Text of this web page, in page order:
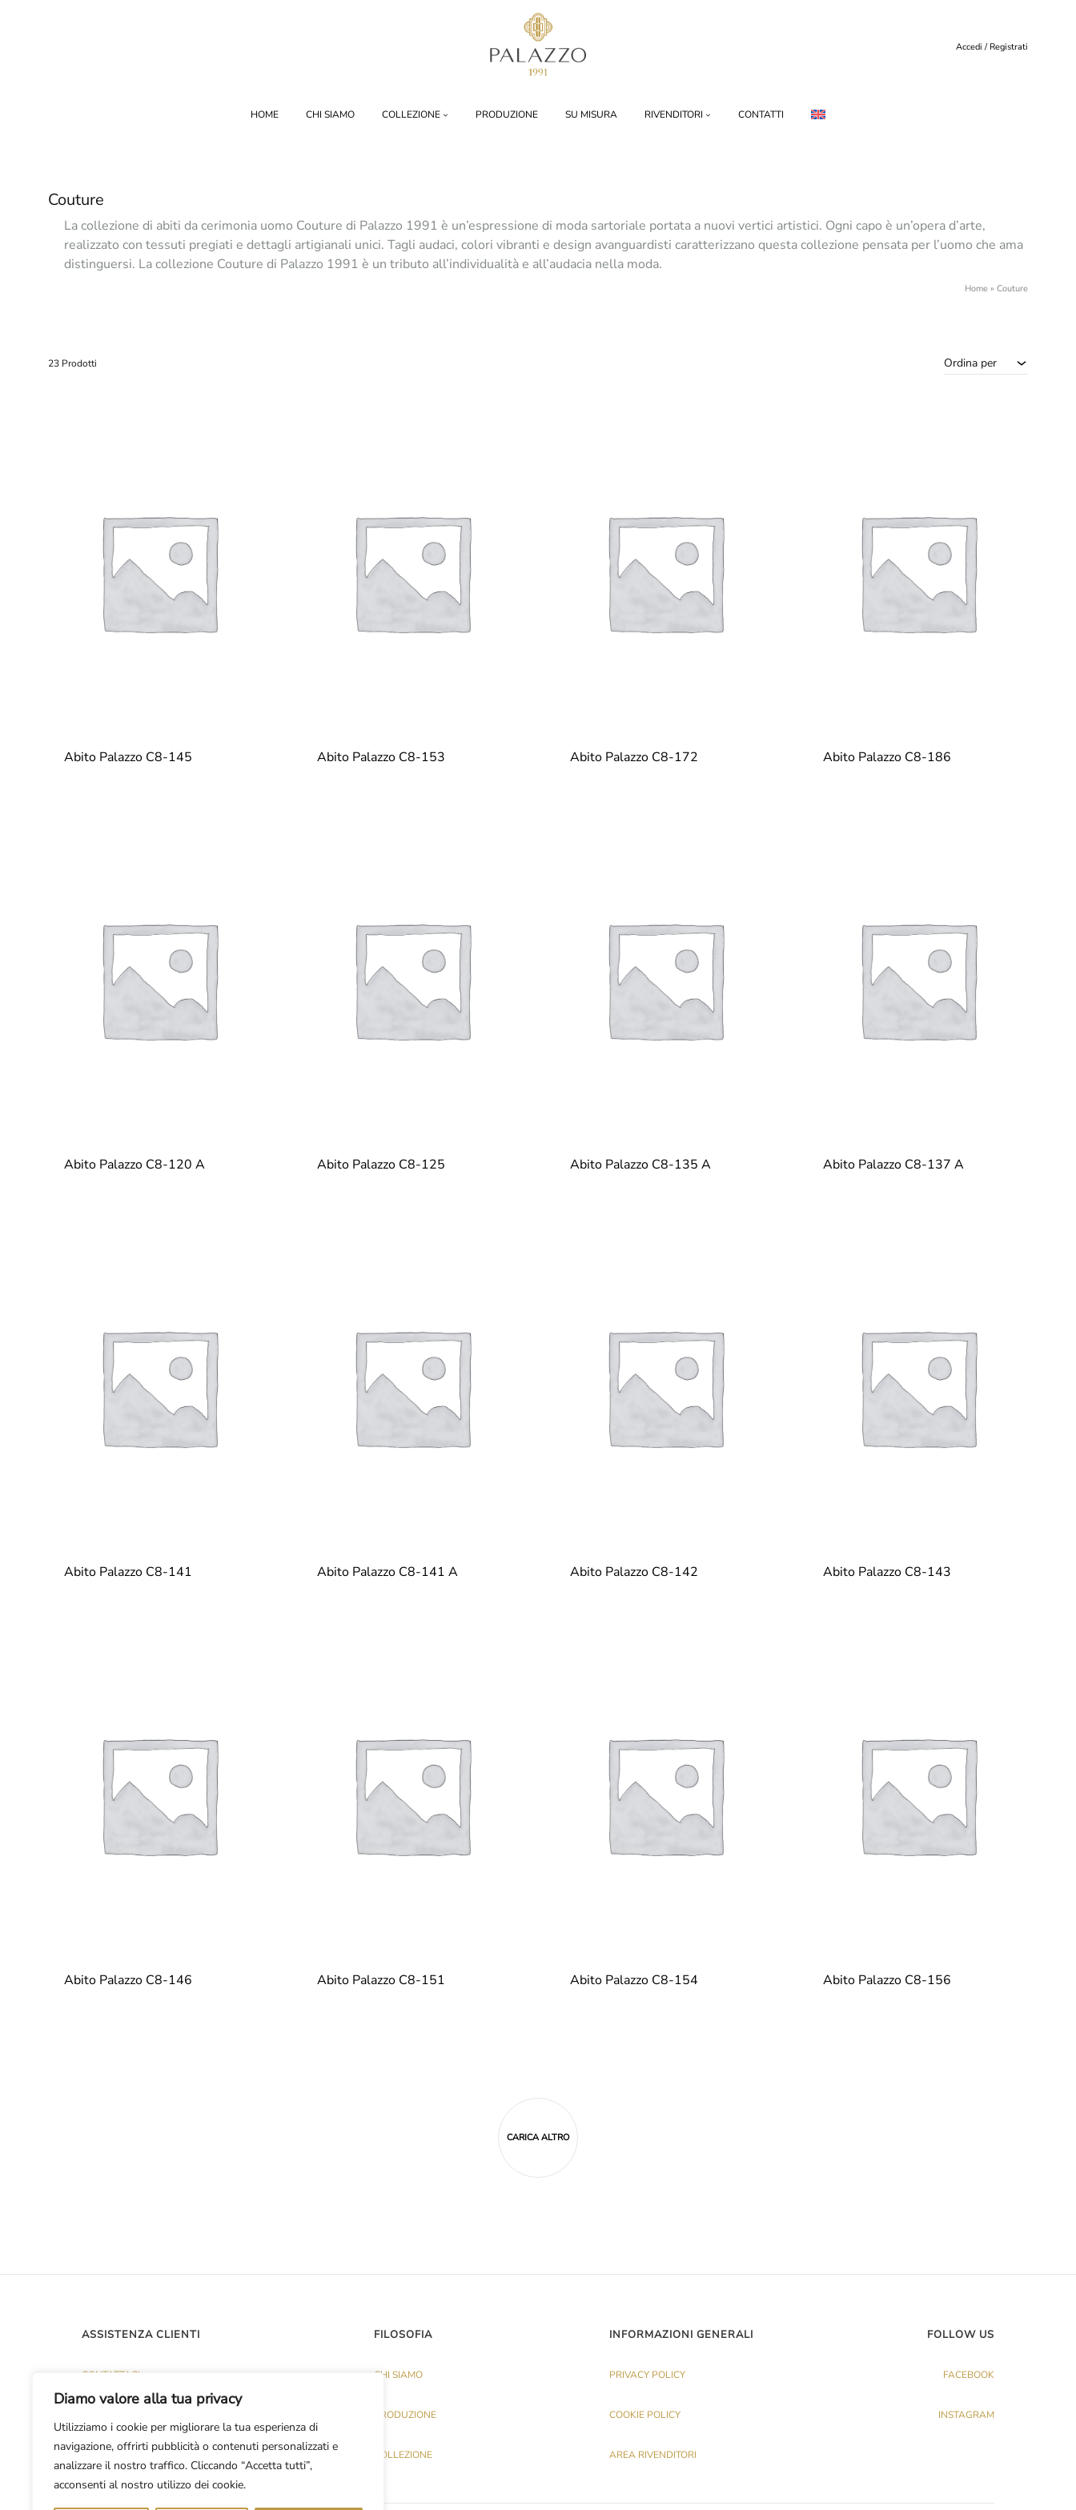
Diamo valore alla tua privacy
Utilizziamo i cookie per migliorare la tua esperienza di
navigazione, offrirti pubblicità o contenuti personalizzati e
analizzare il nostro traffico. Cliccando “Accetta tutti”,
acconsenti al nostro utilizzo dei cookie.
1991
Accedi / Registrati
HOME CHI SIAMO COLLEZIONE PRODUZIONE SU MISURA RIVENDITORI CONTATTI
Couture
La collezione di abiti da cerimonia uomo Couture di Palazzo 1991 è un’espressione di moda sartoriale portata a nuovi vertici artistici. Ogni capo è un’opera d’arte,
realizzato con tessuti pregiati e dettagli artigianali unici. Tagli audaci, colori vibranti e design avanguardisti caratterizzano questa collezione pensata per l’uomo che ama
distinguersi. La collezione Couture di Palazzo 1991 è un tributo all’individualità e all’audacia nella moda.
Home » Couture
23 Prodotti Ordina per
Abito Palazzo C8-145 Abito Palazzo C8-153 Abito Palazzo C8-172 Abito Palazzo C8-186
Abito Palazzo C8-120 A Abito Palazzo C8-125 Abito Palazzo C8-135 A Abito Palazzo C8-137 A
Abito Palazzo C8-141 Abito Palazzo C8-141 A Abito Palazzo C8-142 Abito Palazzo C8-143
Abito Palazzo C8-146 Abito Palazzo C8-151 Abito Palazzo C8-154 Abito Palazzo C8-156
CARICA ALTRO
ASSISTENZA CLIENTI
CONTATTACI
FILOSOFIA
CHI SIAMO
PRODUZIONE
COLLEZIONE
INFORMAZIONI GENERALI
PRIVACY POLICY
COOKIE POLICY
AREA RIVENDITORI
FOLLOW US
FACEBOOK
INSTAGRAM